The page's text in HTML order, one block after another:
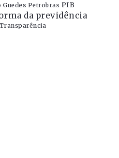
Guedes Petrobras PIB
da previdência
Transparência